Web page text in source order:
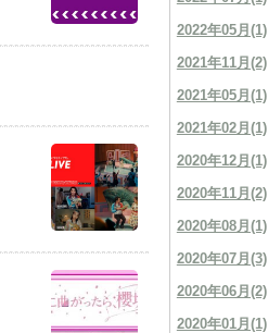
2022年05月(1)
2021年11月(2)
2021年05月(1)
2021年02月(1)
2020年12月(1)
2020年11月(2)
2020年08月(1)
2020年07月(3)
2020年06月(2)
2020年01月(1)